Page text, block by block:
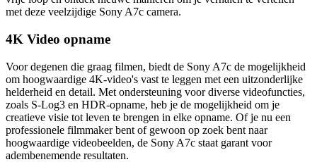
met deze veelzijdige Sony A7c camera.
4K Video opname
Voor degenen die graag filmen, biedt de Sony A7c de mogelijkheid
om hoogwaardige 4K-video's vast te leggen met een uitzonderlijke
helderheid en detail. Met ondersteuning voor diverse videofuncties,
zoals S-Log3 en HDR-opname, heb je de mogelijkheid om je
creatieve visie tot leven te brengen in elke opname. Of je nu een
professionele filmmaker bent of gewoon op zoek bent naar
hoogwaardige videobeelden, de Sony A7c staat garant voor
adembenemende resultaten.